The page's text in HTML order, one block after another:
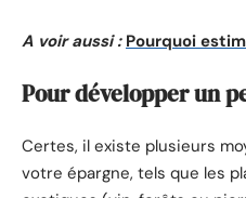
A voir aussi : Pourquoi
Pour développer un
Certes, il existe plusieurs
votre épargne, tels que les